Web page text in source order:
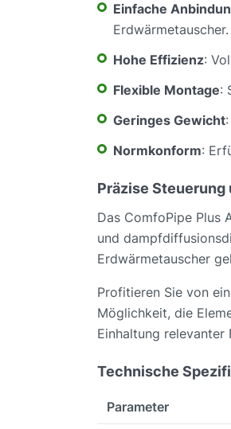
Einfache
Erdwärmetauscher.
Hohe Effizienz:
Flexible Montage:
Geringes Gewicht
Normkonform:
Präzise Steuerung
Das ComfoPipe Plus
und
Erdwärmetauscher
Profitieren Sie von
Möglichkeit, die
Einhaltung relevanter
Technische
Parameter